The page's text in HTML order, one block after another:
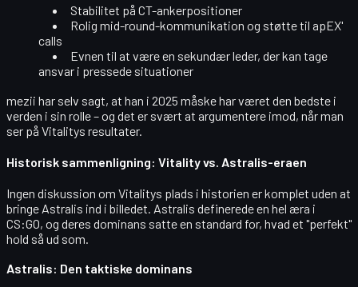
Stabilitet på CT-ankerpositioner
Rolig mid-round-kommunikation og støtte til apEX'
calls
Evnen til at væreen sekundær leder, der kan tage
ansvar i pressede situationer
mezii har selv sagt, at han i 2025 måske har været den bedste i
verden i sin rolle– og det er svært at argumentere imod, når man
ser på Vitalitys resultater.
Historisk sammenligning: Vitality vs. Astralis-eraen
Ingen diskussion om Vitalitys plads i historien er komplet uden at
bringe Astralis ind i billedet. Astralis definerede en hel æra i
CS:GO, og deres dominans satte en standard for, hvad et "perfekt"
hold så ud som.
Astralis: Den taktiske dominans